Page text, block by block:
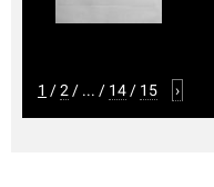
1 /2 / ... / 14 / 15 ›